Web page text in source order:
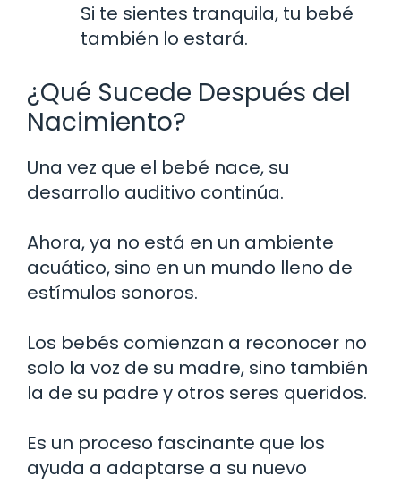
Si te sientes tranquila, tu bebé
también lo estará.
¿Qué Sucede Después del
Nacimiento?
Una vez que el bebé nace, su
desarrollo auditivo continúa.
Ahora, ya no está en un ambiente
acuático, sino en un mundo lleno de
estímulos sonoros.
Los bebés comienzan a reconocer no
solo la voz de su madre, sino también
la de su padre y otros seres queridos.
Es un proceso fascinante que los
ayuda a adaptarse a su nuevo